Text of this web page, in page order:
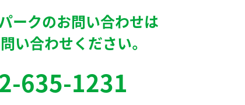
ークのお問い合わせは
い合わせください。
635-1231